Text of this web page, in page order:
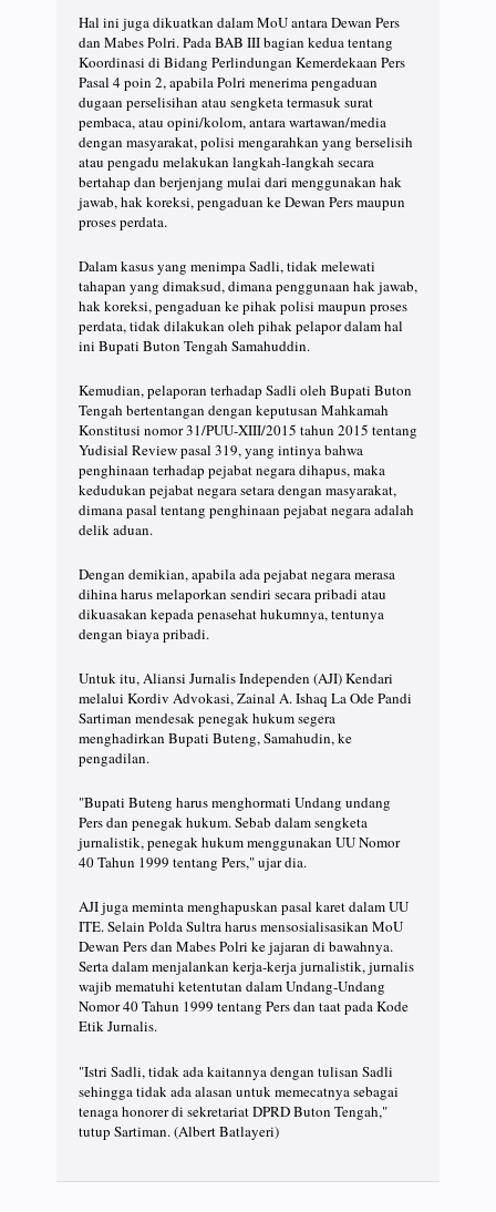
Hal ini juga dikuatkan dalam MoU antara Dewan Pers
dan Mabes Polri. Pada BAB III bagian kedua tentang
Koordinasi di Bidang Perlindungan Kemerdekaan Pers
Pasal 4 poin 2, apabila Polri menerima pengaduan
dugaan perselisihan atau sengketa termasuk surat
pembaca, atau opini/kolom, antara wartawan/media
dengan masyarakat, polisi mengarahkan yang berselisih
atau pengadu melakukan langkah-langkah secara
bertahap dan berjenjang mulai dari menggunakan hak
jawab, hak koreksi, pengaduan ke Dewan Pers maupun
proses perdata.
Dalam kasus yang menimpa Sadli, tidak melewati
tahapan yang dimaksud, dimana penggunaan hak jawab,
hak koreksi, pengaduan ke pihak polisi maupun proses
perdata, tidak dilakukan oleh pihak pelapor dalam hal
ini Bupati Buton Tengah Samahuddin.
Kemudian, pelaporan terhadap Sadli oleh Bupati Buton
Tengah bertentangan dengan keputusan Mahkamah
Konstitusi nomor 31/PUU-XIII/2015 tahun 2015 tentang
Yudisial Review pasal 319, yang intinya bahwa
penghinaan terhadap pejabat negara dihapus, maka
kedudukan pejabat negara setara dengan masyarakat,
dimana pasal tentang penghinaan pejabat negara adalah
delik aduan.
Dengan demikian, apabila ada pejabat negara merasa
dihina harus melaporkan sendiri secara pribadi atau
dikuasakan kepada penasehat hukumnya, tentunya
dengan biaya pribadi.
Untuk itu, Aliansi Jurnalis Independen (AJI) Kendari
melalui Kordiv Advokasi, Zainal A. Ishaq La Ode Pandi
Sartiman mendesak penegak hukum segera
menghadirkan Bupati Buteng, Samahudin, ke
pengadilan.
"Bupati Buteng harus menghormati Undang undang
Pers dan penegak hukum. Sebab dalam sengketa
jurnalistik, penegak hukum menggunakan UU Nomor
40 Tahun 1999 tentang Pers," ujar dia.
AJI juga meminta menghapuskan pasal karet dalam UU
ITE. Selain Polda Sultra harus mensosialisasikan MoU
Dewan Pers dan Mabes Polri ke jajaran di bawahnya.
Serta dalam menjalankan kerja-kerja jurnalistik, jurnalis
wajib mematuhi ketentutan dalam Undang-Undang
Nomor 40 Tahun 1999 tentang Pers dan taat pada Kode
Etik Jurnalis.
"Istri Sadli, tidak ada kaitannya dengan tulisan Sadli
sehingga tidak ada alasan untuk memecatnya sebagai
tenaga honorer di sekretariat DPRD Buton Tengah,"
tutup Sartiman. (Albert Batlayeri)